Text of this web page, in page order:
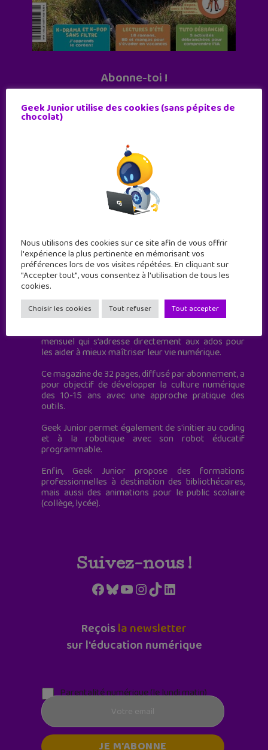
Abonne-toi !
Geek Junior est le premier site de culture numérique
à destination des adolescents.
mensuel qui s’adresse directement aux ados pour
les aider à mieux maîtriser leur vie numérique.
Ce magazine de 32 pages, diffusé par abonnement, a
pour objectif de développer la culture numérique
des 10-15 ans avec une approche pratique des
outils.
Geek Junior permet également de s'initier au coding
et à la robotique avec son robot éducatif
programmable.
Enfin, Geek Junior propose des formations
professionnelles à destination des bibliothécaires,
mais aussi des animations pour le public scolaire
(collège, lycée).
Suivez-nous !
Facebook
Bluesky
YouTube
Instagram
TikTokLinkedIn
Reçoisla newsletter
sur l'éducation numérique
Parentalité numérique (le lundi matin)
Geek Junior utilise des cookies (sans pépites de
chocolat)
Nous utilisons des cookies sur ce site afin de vous offrir
l'expérience la plus pertinente en mémorisant vos
préférences lors de vos visites répétées. En cliquant sur
"Accepter tout", vous consentez à l'utilisation de tous les
cookies.
Choisir les cookies Tout refuser Tout accepter